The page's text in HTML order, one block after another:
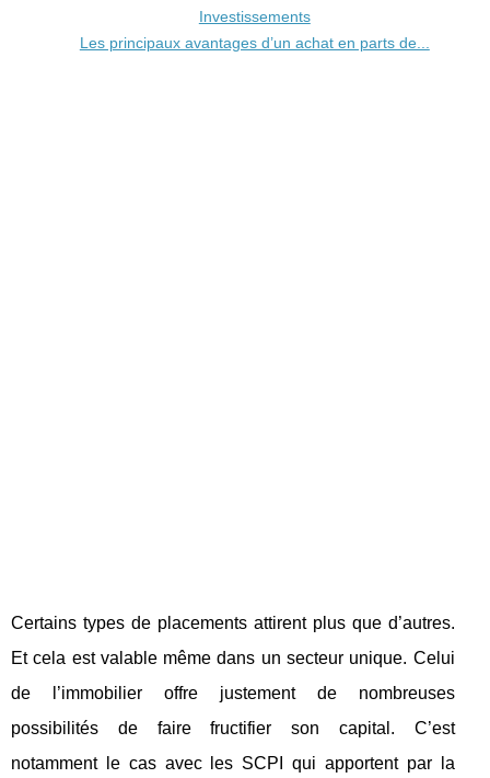
Investissements
Les principaux avantages d’un achat en parts de...
Certains types de placements attirent plus que d’autres.
Et cela est valable même dans un secteur unique. Celui
de l’immobilier offre justement de nombreuses
possibilités de faire fructifier son capital. C’est
notamment le cas avec les SCPI qui apportent par la